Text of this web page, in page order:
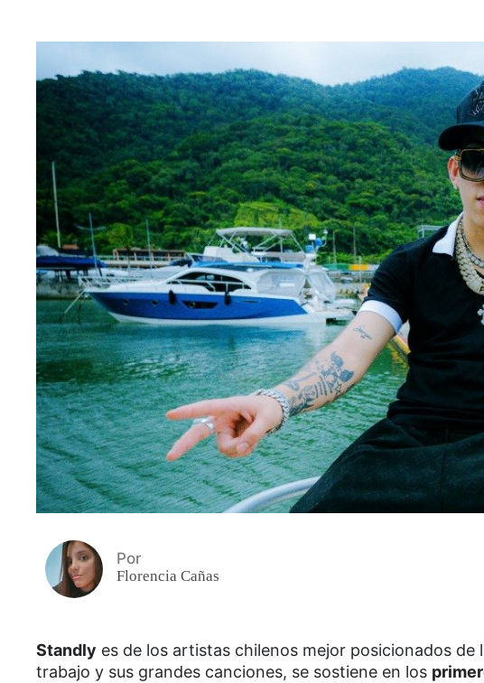
Por
Florencia Cañas
Standly es de los artistas chilenos mejor posicionados
trabajo y sus grandes canciones, se sostiene en los